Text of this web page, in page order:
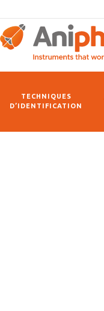
TECHNIQUES
D’IDENTIFICATION